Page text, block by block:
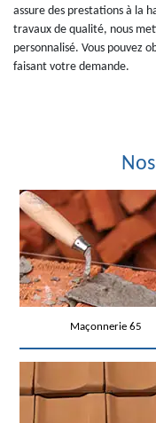
assure des prestations à la
travaux de qualité, nous
personnalisé. Vous pouvez
faisant votre demande.
Maçonnerie 65